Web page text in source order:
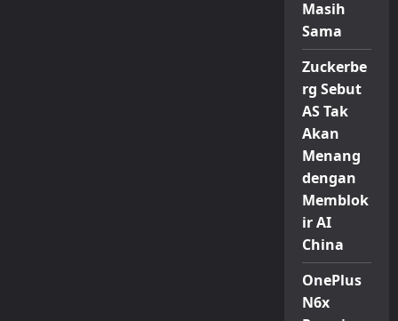
Masih
Sama
Zuckerbe
rg Sebut
AS Tak
Akan
Menang
dengan
Memblok
ir AI
China
OnePlus
N6x